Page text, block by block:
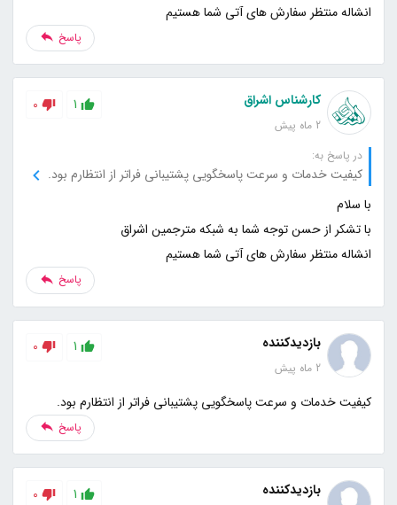
انشاله منتظر سفارش های آتی شما هستیم
پاسخ
کارشناس اشراق
2 ماه پیش
1
0
در پاسخ به:
کیفیت خدمات و سرعت پاسخگویی پشتیبانی فراتر از انتظارم بود.
انشاله منتظر سفارش های آتی شما هستیم
پاسخ
بازدیدکننده
2 ماه پیش
1
0
کیفیت خدمات و سرعت پاسخگویی پشتیبانی فراتر از انتظارم بود.
پاسخ
بازدیدکننده 1
0